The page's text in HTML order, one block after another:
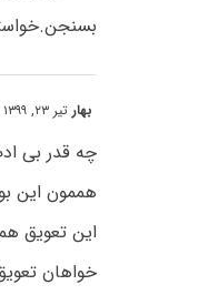
بهار تیر ۲۳, ۱۳۹۹ at ۱۱:۲۸ ق٫ظ
چه قدر بی
هممون این
این تعویق
خواهان